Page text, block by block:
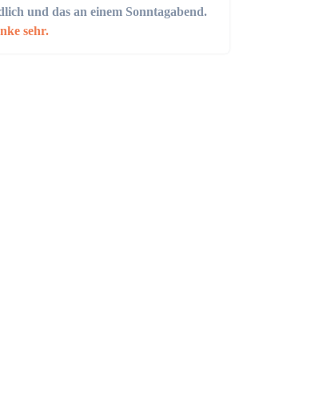
und das an einem Sonntagabend.
sehr.